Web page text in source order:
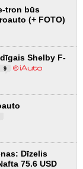
tron būs
(+ FOTO)
Shelby F-
9
Dīzelis
75.6 USD